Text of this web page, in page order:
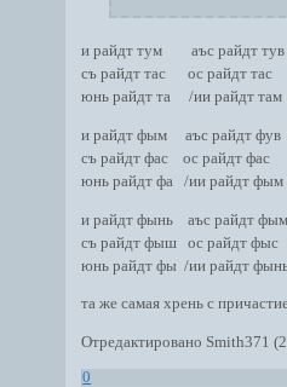
и райдт тум аъс райдт тув
съ райдт тас ос райдт тас
юнь райдт та /ии райдт там
и райдт фым аъс райдт фув
съ райдт фас ос райдт фас
юнь райдт фа /ии райдт фым
и райдт фынь аъс райдт
съ райдт фыш ос райдт фыс
юнь райдт фы /ии райдт
та же самая хрень с
Отредактировано Smith371
0